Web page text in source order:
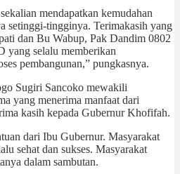
mendapatkan kemudahan
setinggi-tingginya. Terimakasih yang
dan Bu Wabup, Pak Dandim 0802
yang selalu memberikan
pembangunan,” pungkasnya.
Sugiri Sancoko mewakili
yang menerima manfaat dari
kasih kepada Gubernur Khofifah.
dari Ibu Gubernur. Masyarakat
sehat dan sukses. Masyarakat
dalam sambutan.